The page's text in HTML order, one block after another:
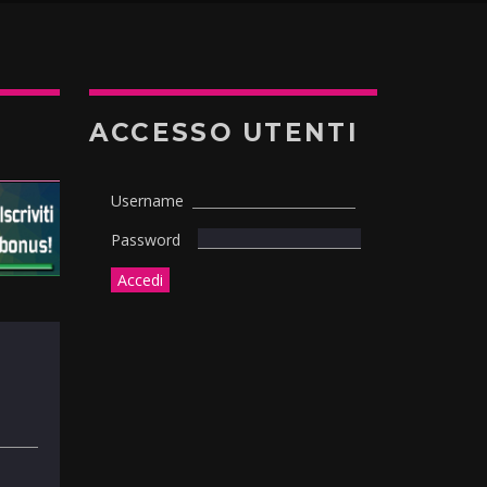
ACCESSO UTENTI
Username
Password